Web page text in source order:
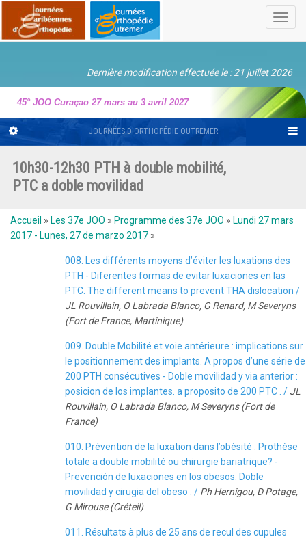
Dernière modification effectuée le : 21 juillet 2026
45° JOO Curaçao 27 mars au 3 avril 2027
JOURNÉES D'ORTHOPÉDIE OUTREMER
10h30-12h30 PTH à double mobilité,
PTC a doble movilidad
Accueil » Les 37e JOO » Programme des 37e JOO » Lundi 27 mars
2017 - Lunes, 27 de marzo 2017 »
008. Les différents moyens d’éviter les luxations des
PTH - Diferentes formas de evitar luxaciones en las
PTC. The different means to prevent THA dislocation /
JL Rouvillain, O Labrada Blanco, G Renard, M Severyns
(Fort de France, Martinique)
009. Double Mobilité et voie antérieure : implications sur
le positionnement des implants. A propos d’une série de
200 PTH consécutives - Doble movilidad y via anterior :
posicion de los implantes. a proposito de 200 PTC . / JL
Rouvillain, O Labrada Blanco, M Severyns (Fort de
France)
010. Prévention de la luxation dans l’obèsité : Prothèse
totale a double mobilité ou chirurgie bariatrique? -
Prevención de luxaciones en los obesos. Doble
movilidad y cirugia del obeso . / Ph Hernigou, D Potage,
G Mirouse (Créteil)
011. Résultats à plus de 25 ans de recul des cupules